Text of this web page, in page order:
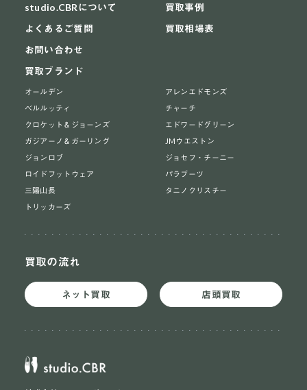
studio.CBRについて
よくあるご質問
お問い合わせ
買取事例
買取相場表
買取ブランド
オールデン
アレンエドモンズ
ベルルッティ
チャーチ
クロケット＆ジョーンズ
エドワードグリーン
ガジアーノ＆ガーリング
JMウエストン
ジョンロブ
ジョセフ・チーニー
ロイドフットウェア
パラブーツ
三陽山長
タニノクリスチー
トリッカーズ
買取の流れ
ネット買取 店頭買取